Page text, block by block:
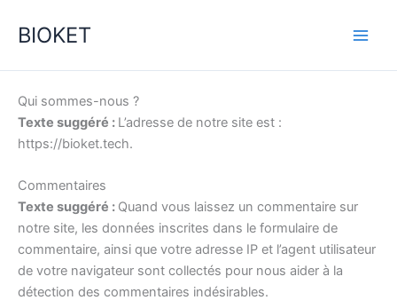
BIOKET
Qui sommes-nous ?
Texte suggéré : L’adresse de notre site est :
https://bioket.tech.
Commentaires
Texte suggéré : Quand vous laissez un commentaire sur
notre site, les données inscrites dans le formulaire de
commentaire, ainsi que votre adresse IP et l’agent utilisateur
de votre navigateur sont collectés pour nous aider à la
détection des commentaires indésirables.